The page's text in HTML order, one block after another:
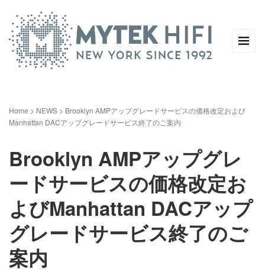
Home > NEWS > Brooklyn AMPアップグレードサービスの価格改定および
Manhattan DACアップグレードサービス終了のご案内
Brooklyn AMPアップグレ
ードサービスの価格改定お
よびManhattan DACアップ
グレードサービス終了のご
案内